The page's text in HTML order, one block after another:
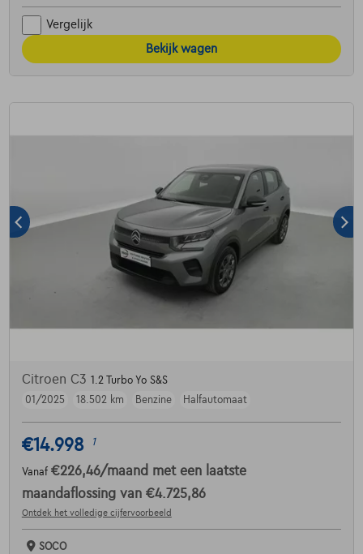
Vergelijk
Bekijk wagen
Citroen C3 1.2 Turbo Yo S&S
01/2025
18.502 km Benzine Halfautomaat
€14.998 1
Vanaf €226,46/maand met een laatste
maandaflossing van €4.725,86
Ontdek het volledige cijfervoorbeeld
SOCO